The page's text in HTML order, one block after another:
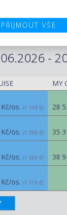
Evropě.
-
MY
os. (1 149 €) 28
os. (1 399 €) 35
os. (1 569 €) 38
os. (1 779 €)
PŘIJMOUT VŠE